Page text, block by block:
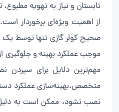
تابستان و نیاز به تهویه
از اهمیت ویژه‌ای برخوردار
صحیح کولر گازی تنها توسط
موجب عملکرد بهینه و
مهم‌ترین دلایل برای سپردن
متخصص،بهینه‌سازی عملکرد
نصب نشود، ممکن است به دلیل